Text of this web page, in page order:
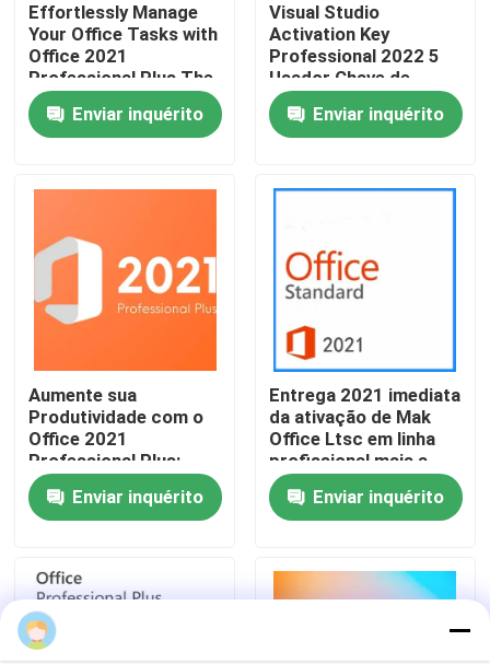
Para casa
Produtos
Sobre nós
Controle de qualidade
Contacte-nos
Notícias
Solicite um orçamento
Office 2024 Key Compra
sinal de adição profissional do escritório 2021
Effortlessly Manage
Your Office Tasks with
Office 2021
Professional Plus The
Essential Software
PackageEnviar inquérito
Visual Studio
Activation Key
Professional 2022 5
Usador Chave de
Licença de Vida
Enviar inquérito
Aumente sua
Produtividade com o
Office 2021
Professional Plus:
Ferramentas
Aprimoradas para 5
Dispositivos
Enviar inquérito
Entrega 2021 imediata
da ativação de Mak
Office Ltsc em linha
profissional mais a
chave
Enviar inquérito